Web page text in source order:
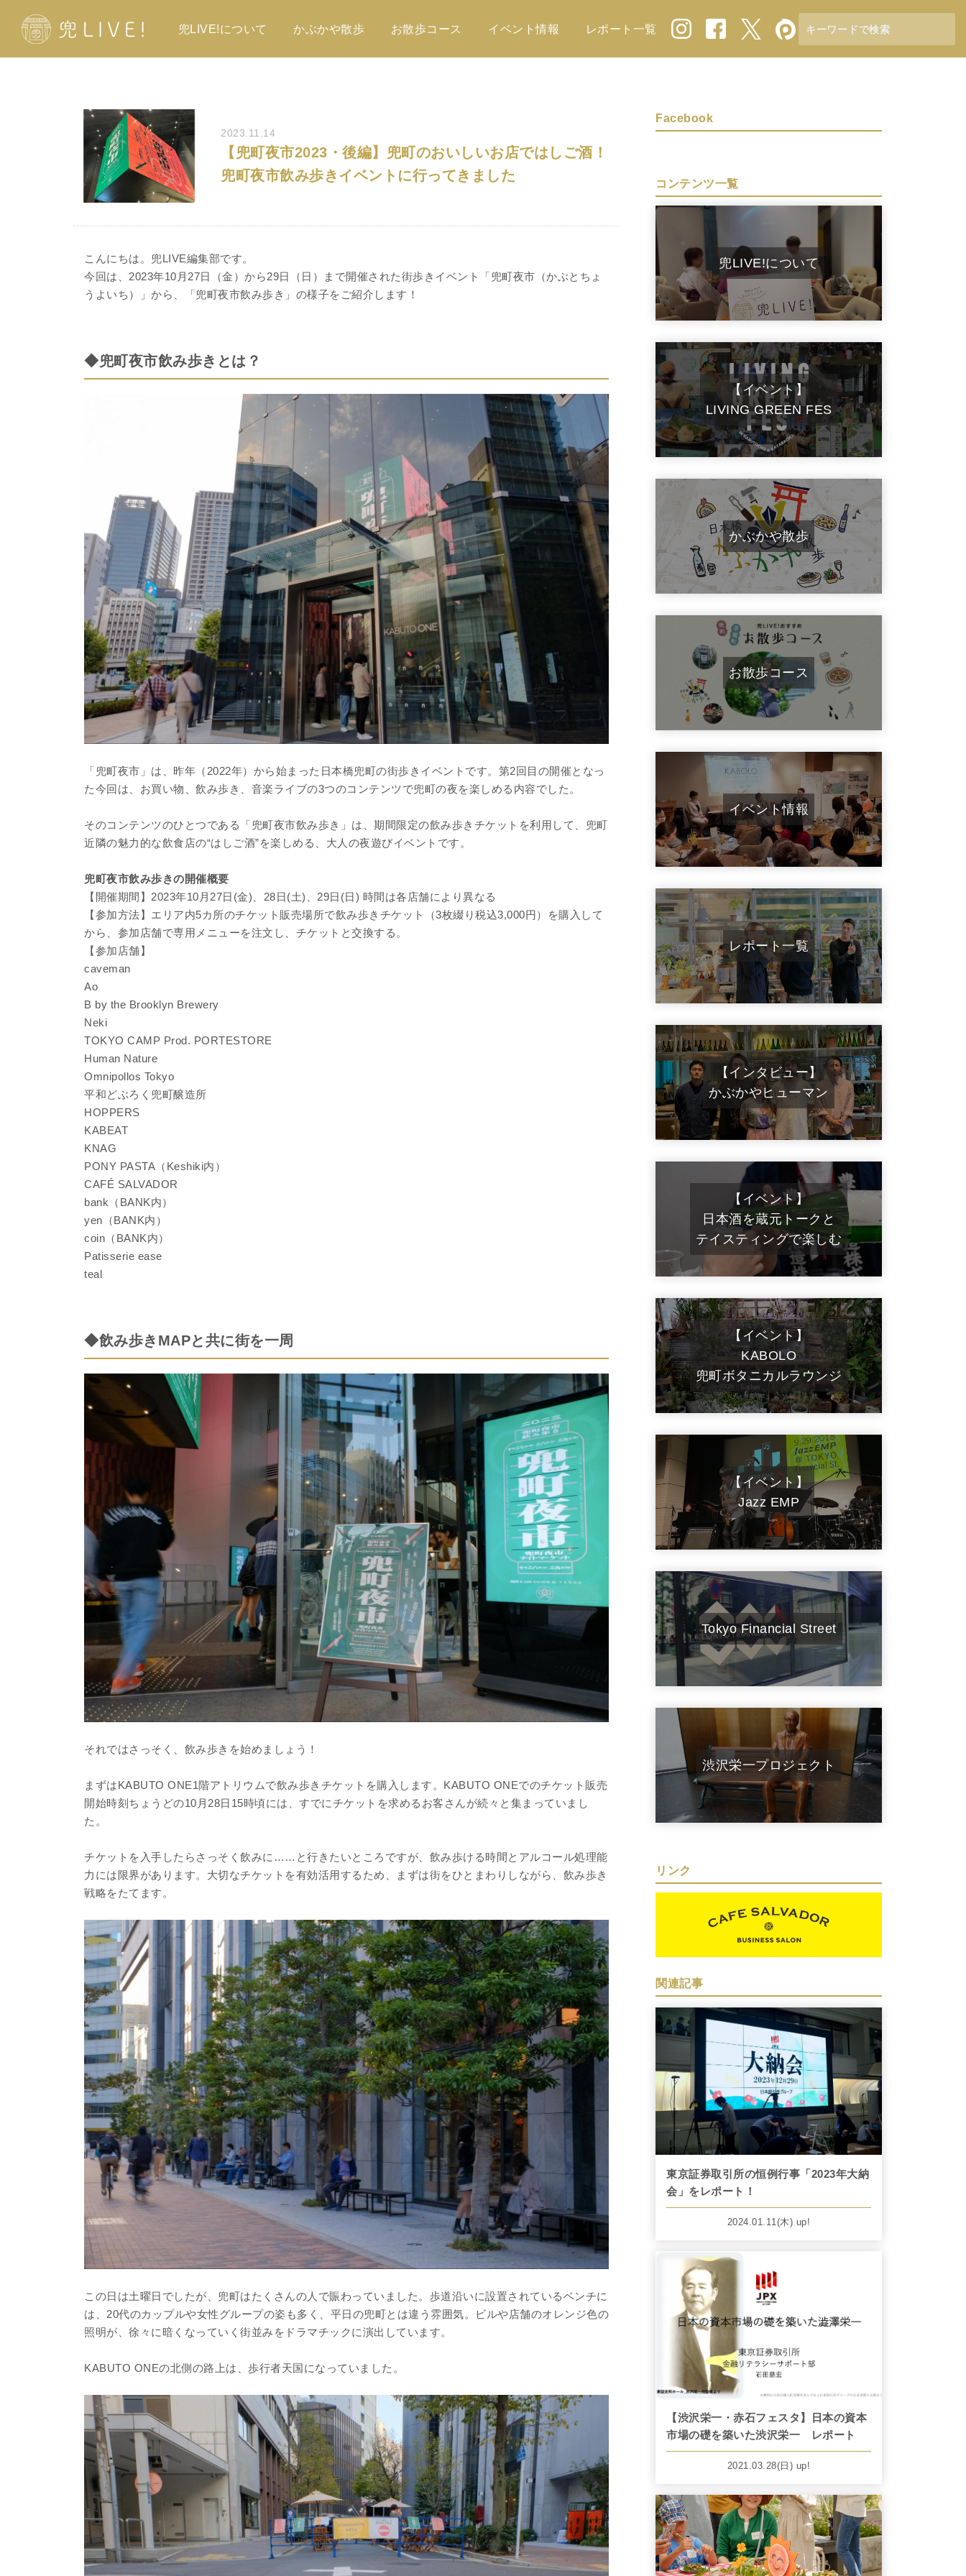
兜LIVE!について かぶかや散歩 お散歩コース イベント情報 レポート一覧
2023.11.14
【兜町夜市2023・後編】兜町のおいしいお店ではしご酒！
兜町夜市飲み歩きイベントに行ってきました
こんにちは。兜LIVE編集部です。
今回は、2023年10月27日（金）から29日（日）まで開催された街歩きイベント「兜町夜市（かぶとちょ
うよいち）」から、「兜町夜市飲み歩き」の様子をご紹介します！
◆兜町夜市飲み歩きとは？
「兜町夜市」は、昨年（2022年）から始まった日本橋兜町の街歩きイベントです。第2回目の開催となっ
た今回は、お買い物、飲み歩き、音楽ライブの3つのコンテンツで兜町の夜を楽しめる内容でした。
そのコンテンツのひとつである「兜町夜市飲み歩き」は、期間限定の飲み歩きチケットを利用して、兜町
近隣の魅力的な飲食店の“はしご酒”を楽しめる、大人の夜遊びイベントです。
兜町夜市飲み歩きの開催概要
【開催期間】2023年10月27日(金)、28日(土)、29日(日) 時間は各店舗により異なる
【参加方法】エリア内5カ所のチケット販売場所で飲み歩きチケット（3枚綴り税込3,000円）を購入して
から、参加店舗で専用メニューを注文し、チケットと交換する。
【参加店舗】
caveman
Ao
B by the Brooklyn Brewery
Neki
TOKYO CAMP Prod. PORTESTORE
Human Nature
Omnipollos Tokyo
平和どぶろく兜町醸造所
HOPPERS
KABEAT
KNAG
PONY PASTA（Keshiki内）
CAFÉ SALVADOR
bank（BANK内）
yen（BANK内）
coin（BANK内）
Patisserie ease
teal
◆飲み歩きMAPと共に街を一周
それではさっそく、飲み歩きを始めましょう！
まずはKABUTO ONE1階アトリウムで飲み歩きチケットを購入します。KABUTO ONEでのチケット販売
開始時刻ちょうどの10月28日15時頃には、すでにチケットを求めるお客さんが続々と集まっていまし
た。
チケットを入手したらさっそく飲みに……と行きたいところですが、飲み歩ける時間とアルコール処理能
力には限界があります。大切なチケットを有効活用するため、まずは街をひとまわりしながら、飲み歩き
戦略をたてます。
この日は土曜日でしたが、兜町はたくさんの人で賑わっていました。歩道沿いに設置されているベンチに
は、20代のカップルや女性グループの姿も多く、平日の兜町とは違う雰囲気。ビルや店舗のオレンジ色の
照明が、徐々に暗くなっていく街並みをドラマチックに演出しています。
KABUTO ONEの北側の路上は、歩行者天国になっていました。
Facebook
コンテンツ一覧
兜LIVE!について
【イベント】
LIVING GREEN FES
かぶかや散歩
お散歩コース
イベント情報
レポート一覧
【インタビュー】
かぶかやヒューマン
【イベント】
日本酒を蔵元トークと
テイスティングで楽しむ
【イベント】
KABOLO
兜町ボタニカルラウンジ
【イベント】
Jazz EMP
Tokyo Financial Street
渋沢栄一プロジェクト
リンク
関連記事
東京証券取引所の恒例行事「2023年大納
会」をレポート！
2024.01.11(木) up!
【渋沢栄一・赤石フェスタ】日本の資本
市場の礎を築いた渋沢栄一 レポート
2021.03.28(日) up!